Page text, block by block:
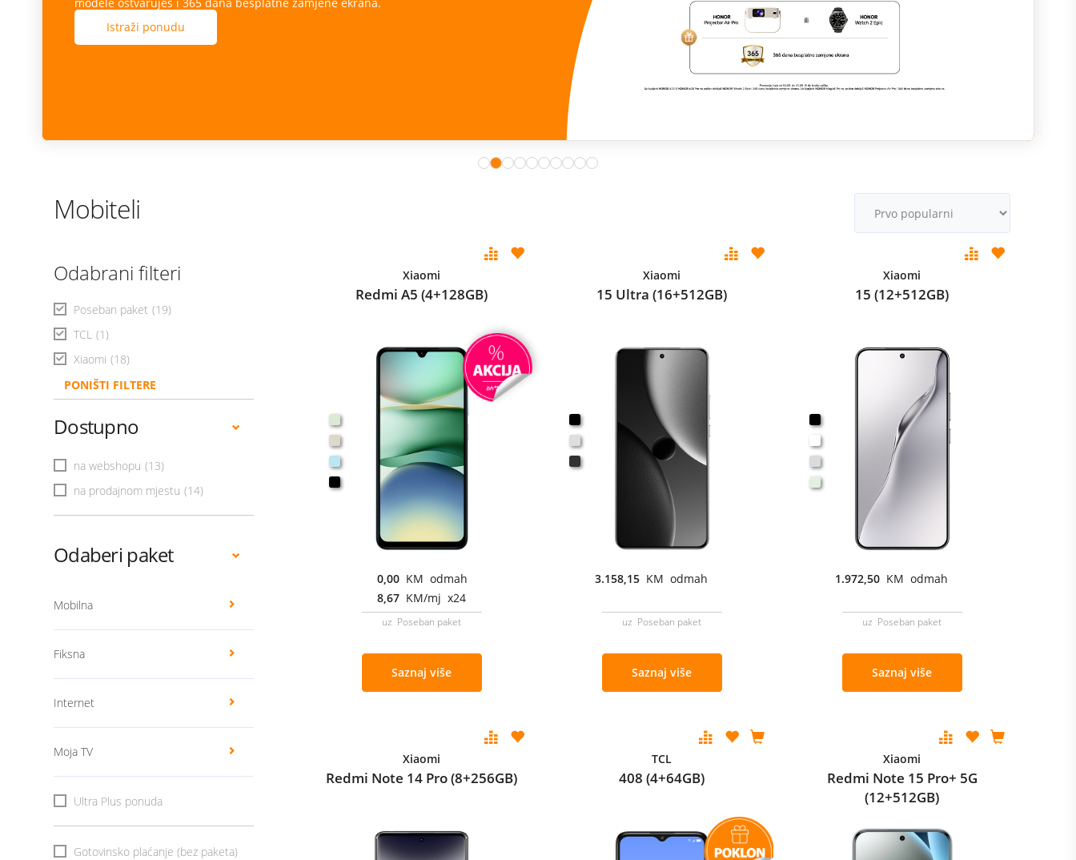
Istraži ponudu
Mobiteli
Odabrani filteri
Poseban paket (19)
TCL (1)
Xiaomi (18)
PONIŠTI FILTERE
Dostupno
na webshopu (13)
na prodajnom mjestu (14)
Odaberi paket
Mobilna
Fiksna
Internet
Moja TV
Ultra Plus ponuda
Gotovinsko plaćanje (bez paketa)
Xiaomi
Redmi A5 (4+128GB)
0,00 KM odmah
8,67 KM/mj x24
uz Poseban paket
Saznaj više
Xiaomi
15 Ultra (16+512GB)
3.158,15 KM odmah
uz Poseban paket
Saznaj više
Xiaomi
15 (12+512GB)
1.972,50 KM odmah
uz Poseban paket
Saznaj više
Xiaomi
Redmi Note 14 Pro (8+256GB)
TCL
408 (4+64GB)
Xiaomi
Redmi Note 15 Pro+ 5G
(12+512GB)